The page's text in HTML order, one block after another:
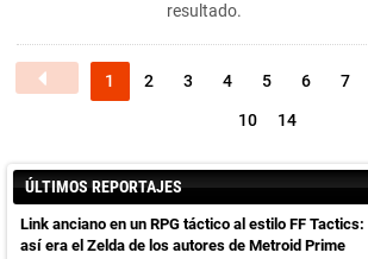
resultado.
1 2 3 4 5 6 7
10 14
ÚLTIMOS REPORTAJES
Link anciano en un RPG táctico al estilo FF Tactics:
así era el Zelda de los autores de Metroid Prime